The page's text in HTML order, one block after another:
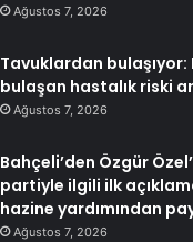
Ağustos 7, 2026
Tavuklardan bulaşıyor:
bulaşan hastalık riski
Ağustos 7, 2026
Bahçeli’den Özgür
partiyle ilgili ilk
hazine yardımından
Ağustos 7, 2026